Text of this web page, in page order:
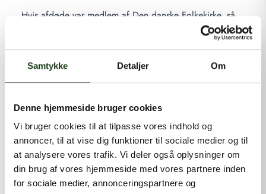
Samtykke Detaljer Om
Denne hjemmeside bruger cookies
Vi bruger cookies til at tilpasse vores indhold og
annoncer, til at vise dig funktioner til sociale medier og til
at analysere vores trafik. Vi deler også oplysninger om
din brug af vores hjemmeside med vores partnere inden
for sociale medier, annonceringspartnere og
Hvis afdøde var medlem af Den danske Folkekirke, så
holder vi oftest en højtidelighed i kirken i det sogn,
hvor afdøde boede. Vi hjælper gerne med kontakt til
præst og kirke. Derefter skal I som pårørende aftale
selve forløbet i kirken. Personlige oplysninger til en
Hvis I som pårørende har ønsker om solosang eller -spil
i kirken, så skal dette godkendes af præsten.